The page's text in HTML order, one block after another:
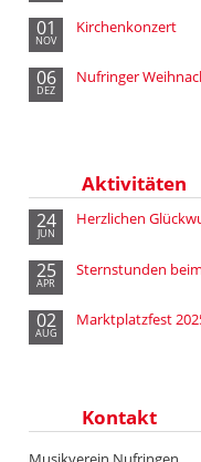
01
NOV
Kirchenkonzert
06
DEZ
Nufringer
Aktivitäten
24
JUN
Herzlichen
25
APR
Sternstunden
02
AUG
Marktplatzfest
Kontakt